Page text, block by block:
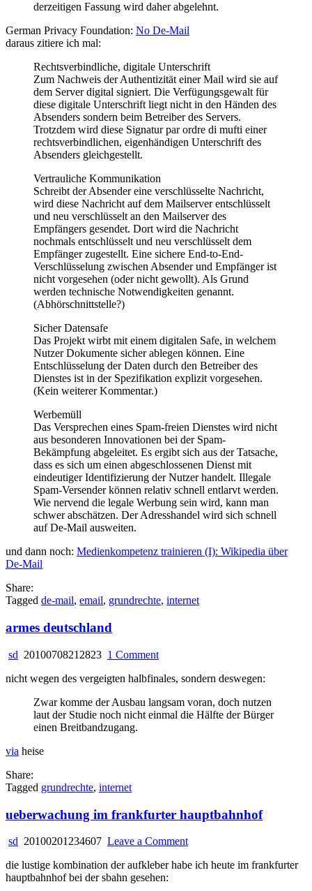
derzeitigen Fassung wird daher abgelehnt.
German Privacy Foundation: No De-Mail
daraus zitiere ich mal:
Rechtsverbindliche, digitale Unterschrift
Zum Nachweis der Authentizität einer Mail wird sie auf
dem Server digital signiert. Die Verfügungsgewalt für
diese digitale Unterschrift liegt nicht in den Händen des
Absenders sondern beim Betreiber des Servers.
Trotzdem wird diese Signatur par ordre di mufti einer
rechtsverbindlichen, eigenhändigen Unterschrift des
Absenders gleichgestellt.
Vertrauliche Kommunikation
Schreibt der Absender eine verschlüsselte Nachricht,
wird diese Nachricht auf dem Mailserver entschlüsselt
und neu verschlüsselt an den Mailserver des
Empfängers gesendet. Dort wird die Nachricht
nochmals entschlüsselt und neu verschlüsselt dem
Empfänger zugestellt. Eine sichere End-to-End-
Verschlüsselung zwischen Absender und Empfänger ist
nicht vorgesehen (oder nicht gewollt). Als Grund
werden technische Notwendigkeiten genannt.
(Abhörschnittstelle?)
Sicher Datensafe
Das Projekt wirbt mit einem digitalen Safe, in welchem
Nutzer Dokumente sicher ablegen können. Eine
Entschlüsselung der Daten durch den Betreiber des
Dienstes ist in der Spezifikation explizit vorgesehen.
(Kein weiterer Kommentar.)
Werbemüll
Das Versprechen eines Spam-freien Dienstes wird nicht
aus besonderen Innovationen bei der Spam-
Bekämpfung abgeleitet. Es ergibt sich aus der Tatsache,
dass es sich um einen abgeschlossenen Dienst mit
eindeutiger Identifizierung der Nutzer handelt. Illegale
Spam-Versender können relativ schnell entlarvt werden.
Wie nervend die legale Werbung sein wird, kann man
schwer abschätzen. Der Adresshandel wird sich schnell
auf De-Mail ausweiten.
und dann noch: Medienkompetenz trainieren (I): Wikipedia über
De-Mail
Share:
Tagged de-mail, email, grundrechte, internet
armes deutschland
sd 20100708212823 1 Commenton
deutschland
nicht wegen des vergeigten halbfinales, sondern deswegen:
Zwar komme der Ausbau langsam voran, doch nutzen
laut der Studie noch nicht einmal die Hälfte der Bürger
einen Breitbandzugang.
via heise
Share:
Tagged grundrechte, internet
ueberwachung im frankfurter hauptbahnhof
sd 20100201234607 Leave a Commenton
im
die lustige kombination der aufkleber habe ich heute im frankfurter
hauptbahnhof bei der sbahn gesehen: